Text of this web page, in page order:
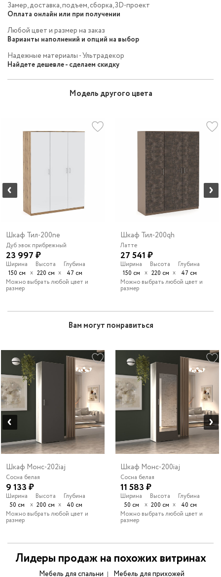
Замер, доставка, подъем, сборка, 3D-проект
Оплата онлайн или при получении
Любой цвет и размер на заказ
Варианты наполнений и опций на выбор
Надежные материалы - Ультрадекор
Найдете дешевле - сделаем скидку
Модель другого цвета
Шкаф Тил-200ne
Дуб эвок прибрежный
23 997 ₽
Ширина
150 см х
Высота
220 см х
Глубина
47 см
Можно выбрать любой цвет и
размер
Шкаф Тил-200qh
Латте
27 541 ₽
Ширина
150 см х
Высота
220 см х
Глубина
47 см
Можно выбрать любой цвет и
размер
Вам могут понравиться
Шкаф Монс-202iaj
Сосна белая
9 133 ₽
Ширина
50 см
х
Высота
200 см х
Глубина
40 см
Можно выбрать любой цвет и
размер
Шкаф Монс-200iaj
Сосна белая
11 583 ₽
Ширина
50 см
х
Высота
200 см х
Глубина
40 см
Можно выбрать любой цвет и
размер
Лидеры продаж на похожих витринах
Мебель для спальни Мебель для прихожей